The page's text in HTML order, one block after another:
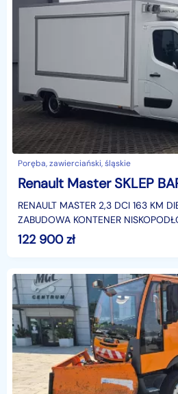
Poręba, zawierciański, śląskie
RENAULT MASTER 2,3 DCI 163 KM
ZABUDOWA KONTENER
FOODTRUCK KLIMATYZACJA 6-
3500 KG KATEGORIA PRAWA JAZD
122 900zł